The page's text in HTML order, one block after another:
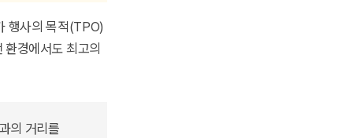
행사의 목적(TPO)
경에서도 최고의
의 거리를